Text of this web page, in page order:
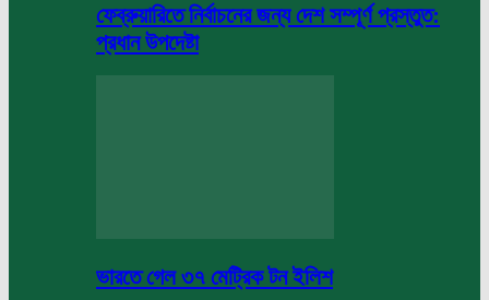
ফেব্রুয়ারিতে নির্বাচনের জন্য দেশ সম্পূর্ণ প্রস্তুত:
প্রধান উপদেষ্টা
ভারতে গেল ৩৭ মেট্রিক টন ইলিশ